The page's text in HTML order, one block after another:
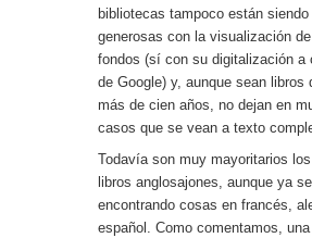
bibliotecas tampoco están
generosas con la visualización
fondos (sí con su digitalización a
de Google) y, aunque sean libros
más de cien años, no dejan en
casos que se vean a texto
Todavía son muy mayoritarios los
libros anglosajones, aunque ya
encontrando cosas en francés,
español. Como comentamos,